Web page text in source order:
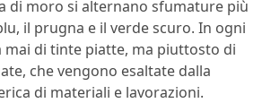
di moro si alternano sfumature più
il prugna e il verde scuro. In ogni
mai di tinte piatte, ma piuttosto di
che vengono esaltate dalla
di materiali e lavorazioni.